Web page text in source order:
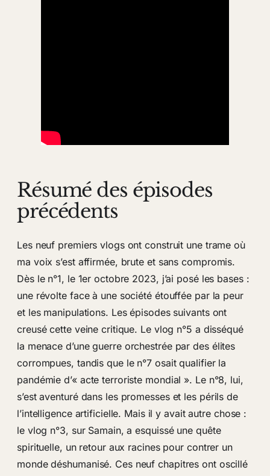
Résumé des épisodes
précédents
Les neuf premiers vlogs ont construit une trame où
ma voix s’est affirmée, brute et sans compromis.
Dès le n°1, le 1er octobre 2023, j’ai posé les bases :
une révolte face à une société étouffée par la peur
et les manipulations. Les épisodes suivants ont
creusé cette veine critique. Le vlog n°5 a disséqué
la menace d’une guerre orchestrée par des élites
corrompues, tandis que le n°7 osait qualifier la
pandémie d’« acte terroriste mondial ». Le n°8, lui,
s’est aventuré dans les promesses et les périls de
l’intelligence artificielle. Mais il y avait autre chose :
le vlog n°3, sur Samain, a esquissé une quête
spirituelle, un retour aux racines pour contrer un
monde déshumanisé. Ces neuf chapitres ont oscillé